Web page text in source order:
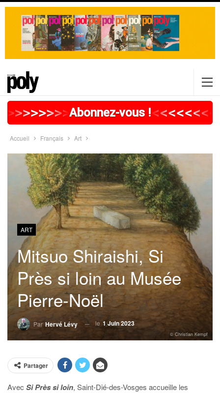
>>>>>>>>>>>>>>>>>
Abonnez-vous !<<<<<<<<
Accueil Français Art
ART
Mitsuo Shiraishi, Si
Près si loin au Musée
Pierre-Noël
ParHervé Lévy le 1 Juin 2023
© Christian Kempf
Partager
Avec Si Près si loin, Saint-Dié-des-Vosges accueille les